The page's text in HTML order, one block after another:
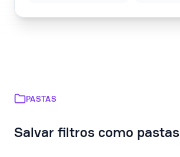
PASTAS
Salvar filtros como pastas